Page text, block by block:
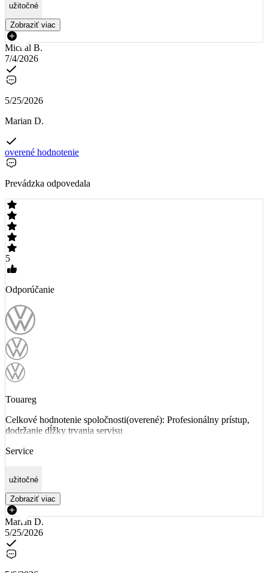
užitočné
Zobraziť viac
Michal B.
7/4/2026
5/25/2026
Marian D.
overené hodnotenie
Prevádzka odpovedala
5
Odporúčanie
Touareg
Celkové hodnotenie spoločnosti(overené): Profesionálny prístup,
dodržanie dĺžky trvania servisu
Service
užitočné
Zobraziť viac
Marian D.
5/25/2026